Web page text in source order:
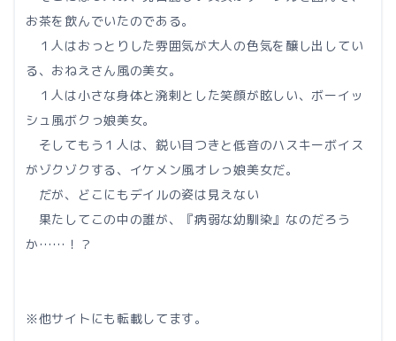
お茶を飲んでいたのである。
１人はおっとりした雰囲気が大人の色気を醸し出してい
る、おねえさん風の美女。
１人は小さな身体と溌剌とした笑顔が眩しい、ボーイッ
シュ風ボクっ娘美女。
そしてもう１人は、鋭い目つきと低音のハスキーボイス
がゾクゾクする、イケメン風オレっ娘美女だ。
だが、どこにもデイルの姿は見えない
果たしてこの中の誰が、『病弱な幼馴染』なのだろう
か……！？
※他サイトにも転載してます。